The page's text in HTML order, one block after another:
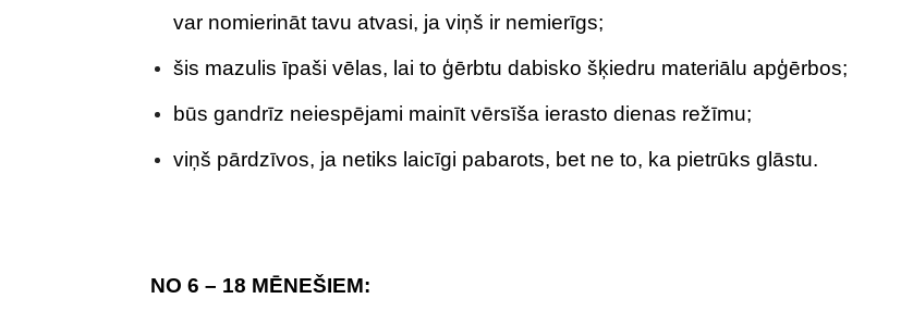
var nomierināt tavu atvasi, ja viņš ir nemierīgs;
šis mazulis īpaši vēlas, lai to ģērbtu dabisko šķiedru materiālu apģērbos;
būs gandrīz neiespējami mainīt vērsīša ierasto dienas režīmu;
viņš pārdzīvos, ja netiks laicīgi pabarots, bet ne to, ka pietrūks glāstu.
NO 6 – 18 MĒNEŠIEM: